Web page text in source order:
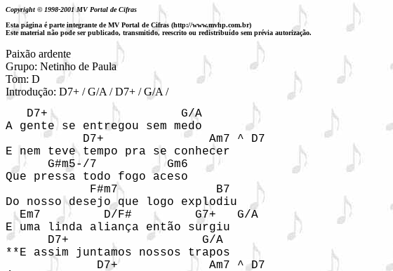
Copyright © 1998-2001 MV Portal de Cifras
Esta página é parte integrante de MV Portal de Cifras (http://www.mvhp.com.br)
Este material não pode ser publicado, transmitido, reescrito ou redistribuído sem prévia autorização.
Paixão ardente
Grupo: Netinho de Paula
Tom: D
Introdução: D7+ / G/A / D7+ / G/A /
   D7+                   G/A
A gente se entregou sem medo
           D7+               Am7 ^ D7
E nem teve tempo pra se conhecer
      G#m5-/7          Gm6
Que pressa todo fogo aceso
            F#m7              B7
Do nosso desejo que logo explodiu
  Em7         D/F#         G7+   G/A
E uma linda aliança então surgiu
      D7+                   G/A
**E assim juntamos nossos trapos
             D7+             Am7 ^ D7